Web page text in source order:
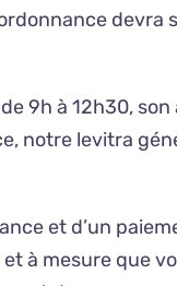
9h à 12h30,
notre levitra
et d’un
à mesure que